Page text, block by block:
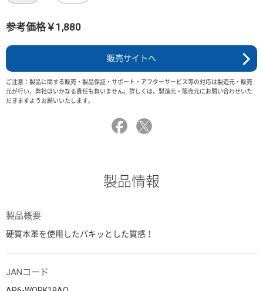
参考価格￥1,880
販売サイトへ
ご注意：製品に関する販売・製品保証・サポート・アフターサービス等の対応は製造元・販売
元が行い、弊社はいかなる責任も負いません。詳しくは、製造元・販売元にお問い合わせいた
だきますようお願いいたします。
製品情報
製品概要
硬質本革を使用したパキッとした質感！
JANコード